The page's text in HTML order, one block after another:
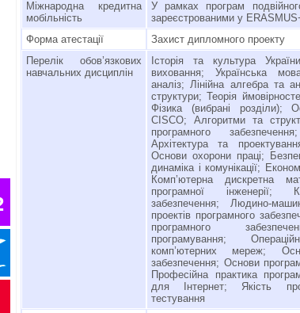
Міжнародна кредитна
мобільність
У рамках програм
зареєстрованими у
Форма атестації
Захист дипломного проекту
Перелік обов’язкових
навчальних дисциплін
Історія та культура
виховання; Українська
аналіз; Лінійна алгебра та
структури; Теорія
Фізика (вибрані розділи);
CISCO; Алгоритми та
програмного
Архітектура та
Основи охорони праці;
динаміка і комунікації;
Комп’ютерна дискретна
програмної інженерії;
забезпечення; Людино-
проектів програмного
програмного
програмування;
комп’ютерних мереж;
забезпечення; Основи
Професійна практика
для Інтернет; Якість
тестування